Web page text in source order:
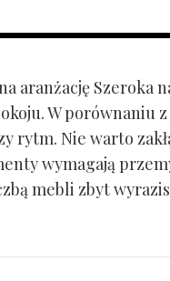
aranżację Szeroka
W porównaniu
rytm. Nie warto
wymagają
mebli zbyt